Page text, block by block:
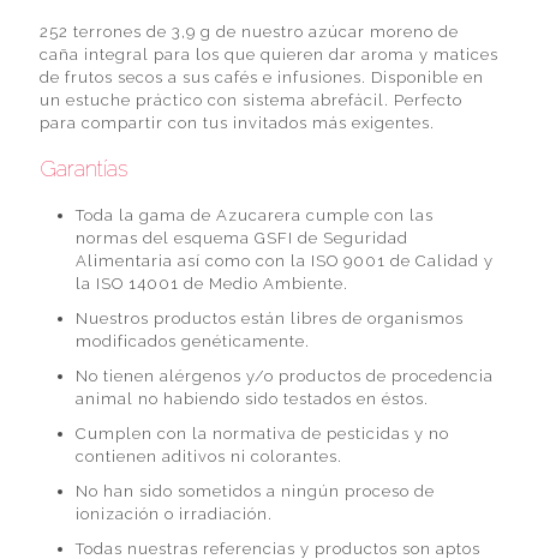
252 terrones de 3,9 g de nuestro azúcar moreno de
caña integral para los que quieren dar aroma y matices
de frutos secos a sus cafés e infusiones. Disponible en
un estuche práctico con sistema abrefácil. Perfecto
para compartir con tus invitados más exigentes.
Garantías
Toda la gama de Azucarera cumple con las
normas del esquema GSFI de Seguridad
Alimentaria así como con la ISO 9001 de Calidad y
la ISO 14001 de Medio Ambiente.
Nuestros productos están libres de organismos
modificados genéticamente.
No tienen alérgenos y/o productos de procedencia
animal no habiendo sido testados en éstos.
Cumplen con la normativa de pesticidas y no
contienen aditivos ni colorantes.
No han sido sometidos a ningún proceso de
ionización o irradiación.
Todas nuestras referencias y productos son aptos